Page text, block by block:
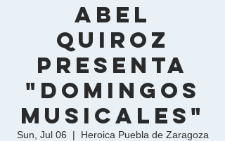
Abel
Quiroz
presenta
"Domingos
Musicales"
Sun, Jul 06
  |
Heroica Puebla de Zaragoza